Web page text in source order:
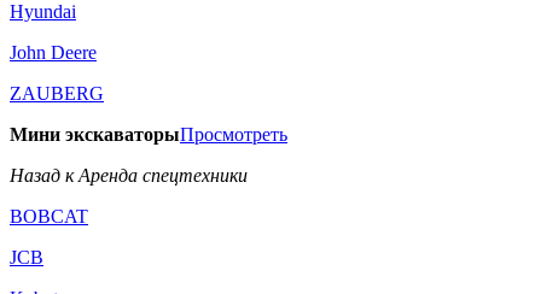
Hyundai
John Deere
ZAUBERG
Мини экскаваторыПросмотреть
Назад к Аренда спецтехники
BOBCAT
JCB